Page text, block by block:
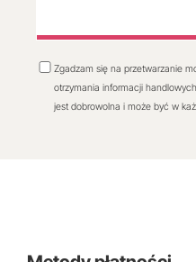
Zgadzam się na przetwarzanie
otrzymania informacji
jest dobrowolna i może być w